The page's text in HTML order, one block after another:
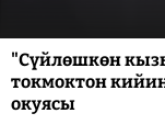
"Сүйлөшкөн
токмоктон
окуясы